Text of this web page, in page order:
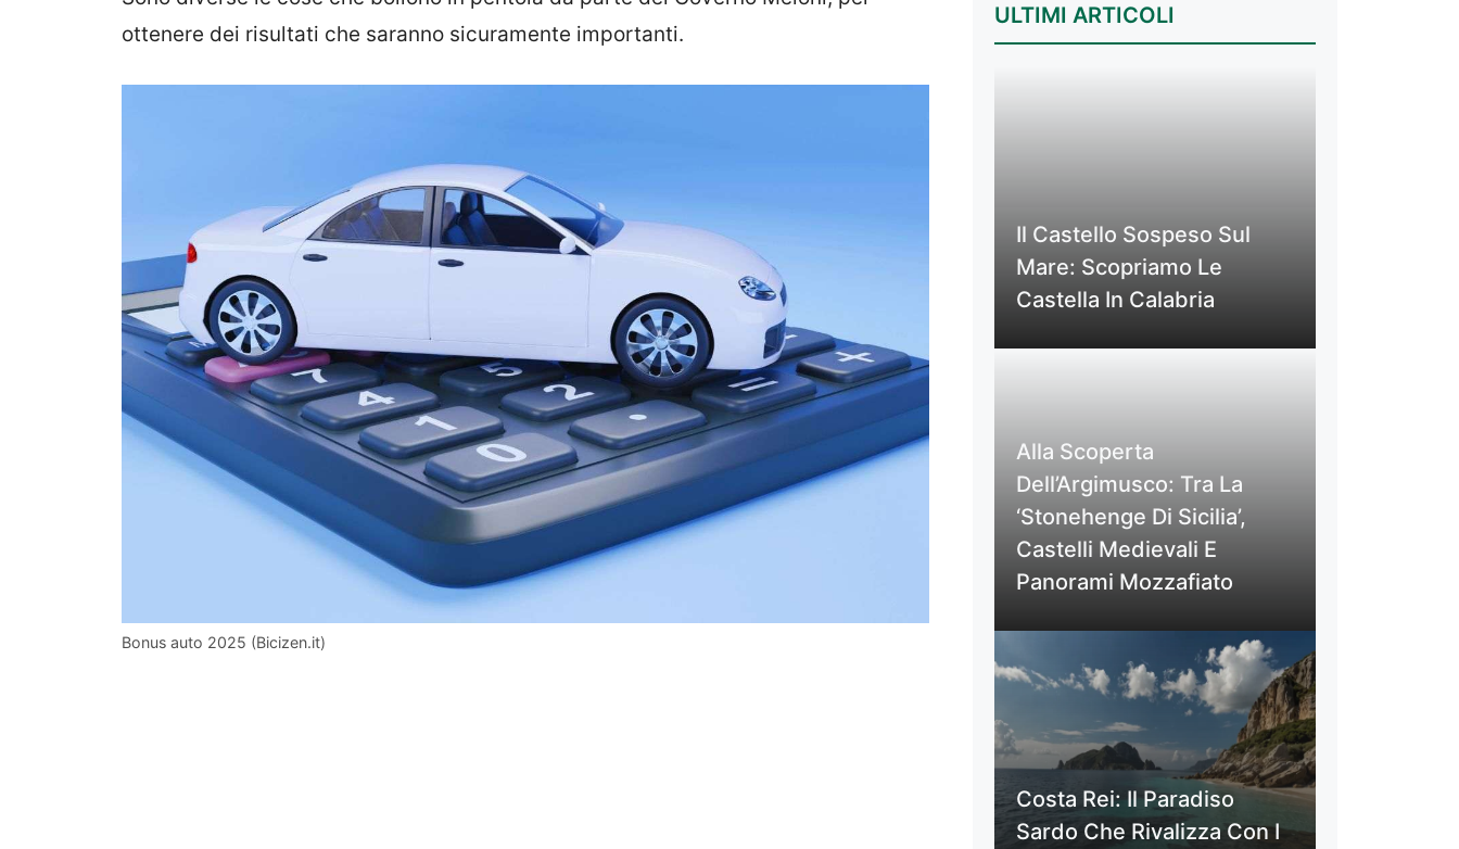
ottenere dei risultati che saranno sicuramente importanti.
Bonus auto 2025 (Bicizen.it)
ULTIMI ARTICOLI
Il Castello Sospeso Sul
Mare: Scopriamo Le
Castella In Calabria
Alla Scoperta
Dell’Argimusco: Tra La
‘Stonehenge Di Sicilia’,
Castelli Medievali E
Panorami Mozzafiato
Costa Rei: Il Paradiso
Sardo Che Rivalizza Con I